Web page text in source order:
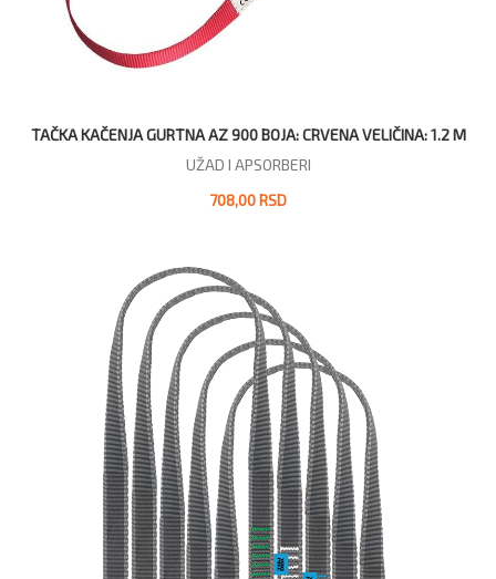
TAČKA KAČENJA GURTNA AZ 900 BOJA: CRVENA VELIČINA: 1.2 M
UŽAD I APSORBERI
708,00 RSD